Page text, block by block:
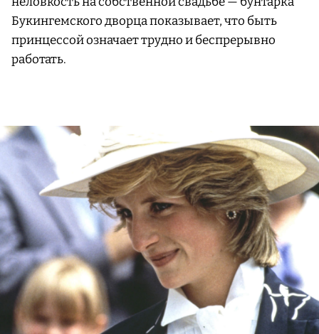
Букингемского дворца показывает, что быть
принцессой означает трудно и беспрерывно
работать.